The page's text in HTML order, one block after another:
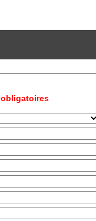
obligatoires